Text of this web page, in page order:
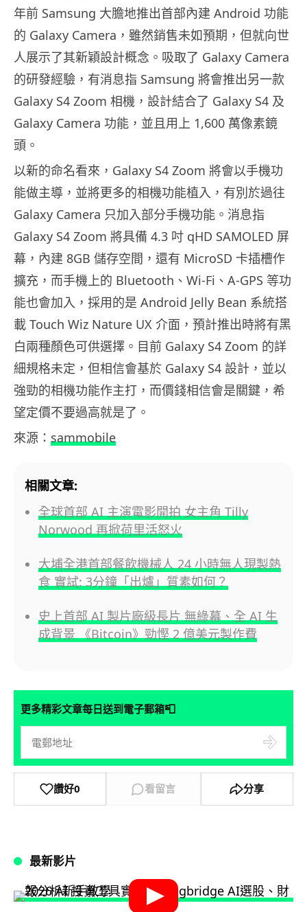
年前 Samsung 大膽地推出首部內建 Android 功能
的 Galaxy Camera，雖然銷售未如預期，但就向世
人展示了其新穎設計概念。吸取了 Galaxy Camera
的研發經驗，有消息指 Samsung 將會推出另一款
Galaxy S4 Zoom 相機，設計結合了 Galaxy S4 及
Galaxy Camera 功能，並且用上 1,600 萬像素鏡
頭。
以新的命名看來，Galaxy S4 Zoom 將會以手機功
能做主導，並將更多的相機功能植入，有別於過往
Galaxy Camera 只加入部分手機功能。消息指
Galaxy S4 Zoom 將具備 4.3 吋 qHD SAMOLED 屏
幕，內建 8GB 儲存空間，還有 MicroSD 卡插槽作
擴充，而手機上的 Bluetooth、Wi-Fi、A-GPS 等功
能也會加入，採用的是 Android Jelly Bean 系統搭
載 Touch Wiz Nature UX 介面，預計推出時將有黑
白兩種顏色可供選擇。目前 Galaxy S4 Zoom 的詳
細規格未定，但相信會基於 Galaxy S4 設計，並以
強勁的相機功能作主打，而價錢相信會是關鍵，希
望定價不要過高就是了。
來源： sammobile
相關文章:
全球首部 AI 主演電影開拍 女主角 Tilly
Norwood 再掀荷里活怒火
大埔全港首部餐飲機械人 24 小時無人現製熱
食 實試: 3分鐘「出爐」質素如何？
史上首部 AI 製片廠級長片 無綠幕、全 AI 生
成背景 《Bitcoin》勁慳 2 億美元製作費
更多精彩文章每日送到電子郵箱📮
讚好0 看留言 分享
最新影片